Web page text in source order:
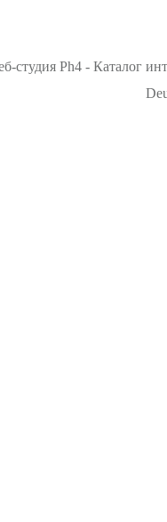
студия Ph4 - Каталог